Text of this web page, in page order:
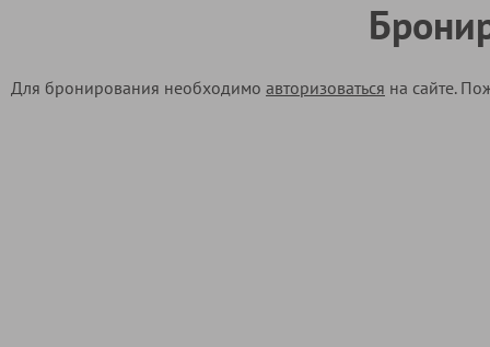
Для бронирования необходимо авторизоваться на сайте.